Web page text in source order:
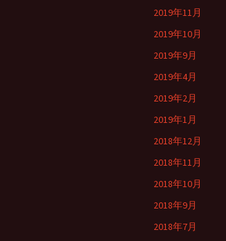
2019年11月
2019年10月
2019年9月
2019年4月
2019年2月
2019年1月
2018年12月
2018年11月
2018年10月
2018年9月
2018年7月